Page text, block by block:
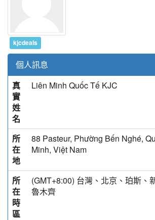
kjcdeals
個人訊息
真
實
姓
名
Liên Minh Quốc Tế KJC
所
在
地
88 Pasteur, Phường Bến Nghé,
Minh, Việt Nam
所
在
時
區
(GMT+8:00) 台灣、北京、珀斯、
魯木齊